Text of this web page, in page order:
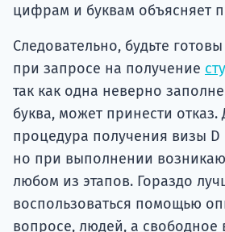
цифрам и буквам объясняет
Следовательно, будьте
при запросе на получение
так как одна неверно
буква, может принести отказ.
процедура получения визы D
но при выполнении
любом из этапов. Гораздо
воспользоваться помощью
вопросе, людей, а свободное